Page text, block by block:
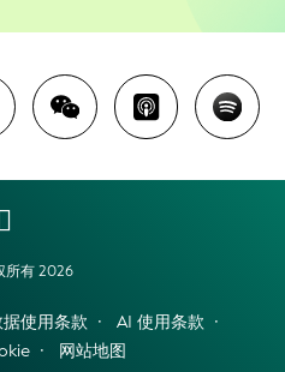
所有 2026
使用条款
AI 使用条款
网站地图